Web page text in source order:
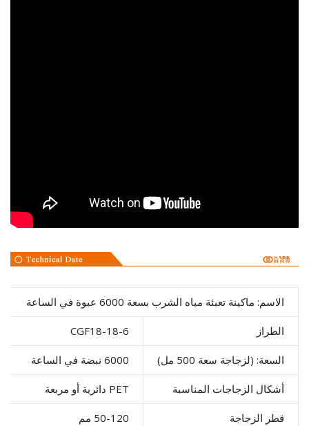
ماكينة تعبئة مياه الشرب بسعة 6000 عبوة في الساعة
CGF18-18-6
(لزجاجة سعة 500 مل) 6000 نبضة في الساعة
الزجاجات المناسبة
الزجاجة 50-120 مم